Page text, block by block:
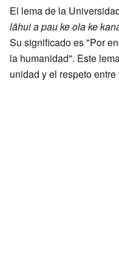
El lema de la
lāhui a pau ke ola ke
Su significado es "Por
la humanidad". Este
unidad y el respeto